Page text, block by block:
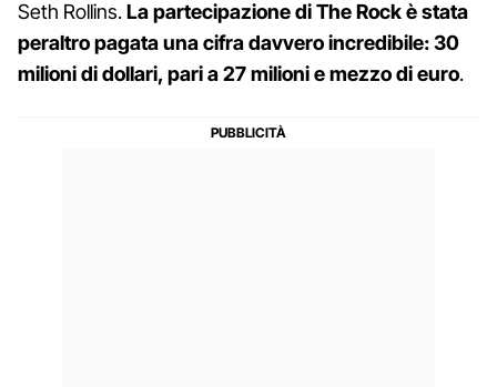
Seth Rollins.La partecipazione di The Rock è stata
peraltro pagata una cifra davvero incredibile: 30
milioni di dollari, pari a 27 milioni e mezzo di euro.